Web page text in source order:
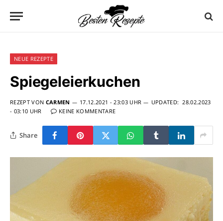
NEUE REZEPTE
Spiegeleierkuchen
REZEPT VON CARMEN 17.12.2021 - 23:03 UHR UPDATED: 28.02.2023
- 03:10 UHR
KEINE KOMMENTARE
Share